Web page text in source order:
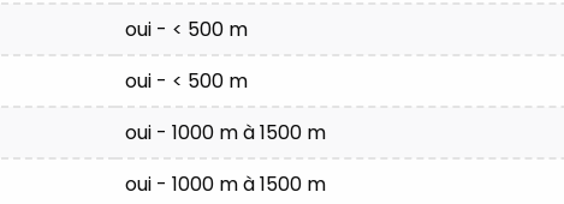
oui - < 500 m
oui - < 500 m
oui - 1000 m à 1500 m
oui - 1000 m à 1500 m